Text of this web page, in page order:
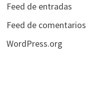
Feed de entradas
Feed de comentarios
WordPress.org